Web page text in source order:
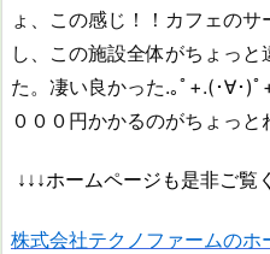
ょ、この感じ！！カフェの
し、この施設全体がちょっ
た。凄い良かった.｡ﾟ+.(･∀･)
０００円かかるのがちょっと
↓↓↓ホームページも是非ご覧
株式会社テクノファームのホ